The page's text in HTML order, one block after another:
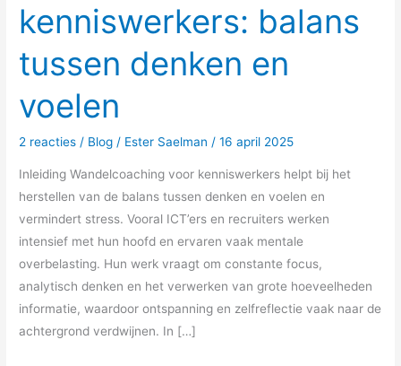
kenniswerkers: balans
tussen denken en
voelen
2 reacties / Blog / Ester Saelman/16 april 2025
Inleiding Wandelcoaching voor kenniswerkers helpt bij het
herstellen van de balans tussen denken en voelen en
vermindert stress. Vooral ICT’ers en recruiters werken
intensief met hun hoofd en ervaren vaak mentale
overbelasting. Hun werk vraagt om constante focus,
analytisch denken en het verwerken van grote hoeveelheden
informatie, waardoor ontspanning en zelfreflectie vaak naar de
achtergrond verdwijnen. In […]